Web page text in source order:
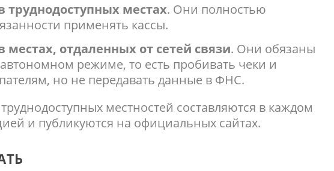
труднодоступных местах. Они полностью
применять кассы.
местах, отдаленных от сетей связи. Они обязаны
режиме, то есть пробивать чеки и
но не передавать данные в ФНС.
местностей составляются в каждом
и публикуются на официальных сайтах.